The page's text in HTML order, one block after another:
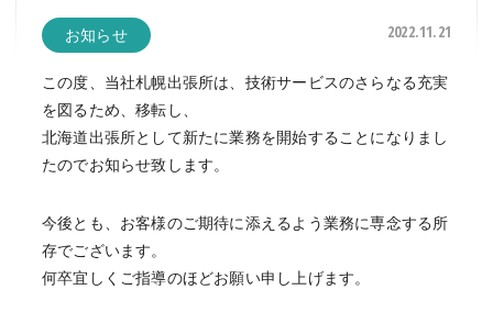
お知らせ 2022.11.21
この度、当社札幌出張所は、技術サービスのさらなる充実
を図るため、移転し、
北海道出張所として新たに業務を開始することになりまし
たのでお知らせ致します。
今後とも、お客様のご期待に添えるよう業務に専念する所
存でございます。
何卒宜しくご指導のほどお願い申し上げます。